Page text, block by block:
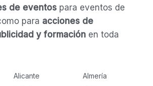
de eventospara eventos de
para acciones de
y formaciónen toda
Alicante
Almería